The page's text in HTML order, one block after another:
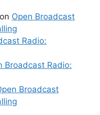
on Open Broadcast
Radio:
Broadcast Radio:
Broadcast